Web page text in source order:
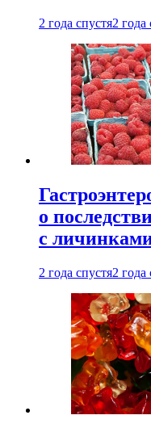
2 года спустя2 года
о
с
2 года спустя2 года